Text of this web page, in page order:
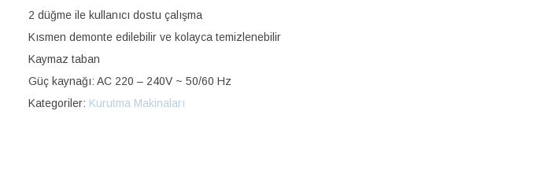
2 düğme ile kullanıcı dostu çalışma
Kısmen demonte edilebilir ve kolayca temizlenebilir
Kaymaz taban
Güç kaynağı: AC 220 – 240V ~ 50/60 Hz
Kategoriler: Kurutma Makinaları